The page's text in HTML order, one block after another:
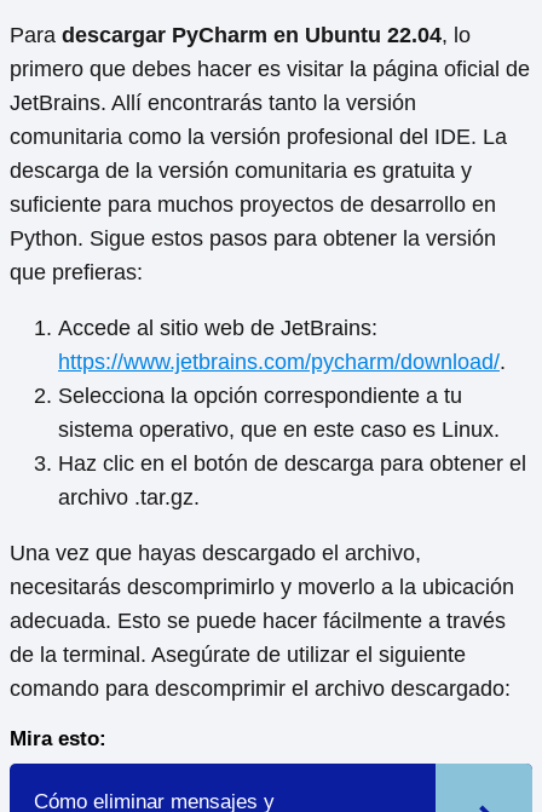
Para descargar PyCharm en Ubuntu 22.04, lo
primero que debes hacer es visitar la página oficial de
JetBrains. Allí encontrarás tanto la versión
comunitaria como la versión profesional del IDE. La
descarga de la versión comunitaria es gratuita y
suficiente para muchos proyectos de desarrollo en
Python. Sigue estos pasos para obtener la versión
que prefieras:
Accede al sitio web de JetBrains:
https://www.jetbrains.com/pycharm/download/.
Selecciona la opción correspondiente a tu
sistema operativo, que en este caso es Linux.
Haz clic en el botón de descarga para obtener el
archivo .tar.gz.
Una vez que hayas descargado el archivo,
necesitarás descomprimirlo y moverlo a la ubicación
adecuada. Esto se puede hacer fácilmente a través
de la terminal. Asegúrate de utilizar el siguiente
comando para descomprimir el archivo descargado:
Mira esto:
Cómo eliminar mensajes y